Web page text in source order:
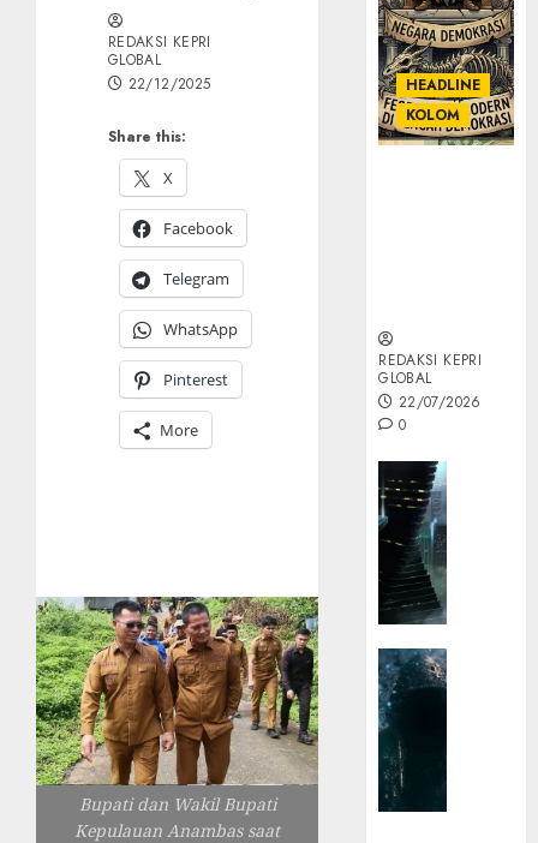
Share this:
X
Facebook
Telegram
WhatsApp
Pinterest
More
REDAKSI KEPRI
GLOBAL
22/12/2025
Bupati dan Wakil Bupati
Kepulauan Anambas saat
HEADLINE
KOLOM
REDAKSI KEPRI
GLOBAL
22/07/2026
0